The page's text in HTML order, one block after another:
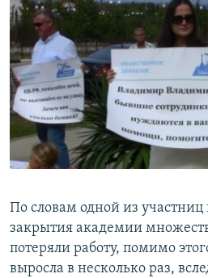
По словам одной из участниц
закрытия академии
потеряли работу, помимо
выросла в несколько раз,